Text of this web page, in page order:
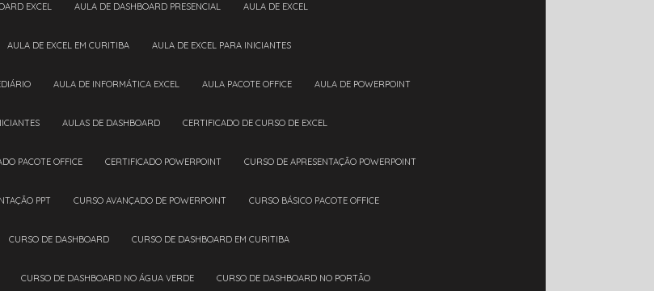
EXCEL AULA DE DASHBOARD PRESENCIAL AULA DE EXCEL
AULA DE EXCEL EM CURITIBA AULA DE EXCEL PARA INICIANTES
AULA DE INFORMÁTICA EXCEL AULA PACOTE OFFICE AULA DE POWERPOINT
AULAS DE DASHBOARD CERTIFICADO DE CURSO DE EXCEL
PACOTE OFFICE CERTIFICADO POWERPOINT CURSO DE APRESENTAÇÃO POWERPOINT
PPT CURSO AVANÇADO DE POWERPOINT CURSO BÁSICO PACOTE OFFICE
CURSO DE DASHBOARD CURSO DE DASHBOARD EM CURITIBA
CURSO DE DASHBOARD NO ÁGUA VERDE CURSO DE DASHBOARD NO PORTÃO